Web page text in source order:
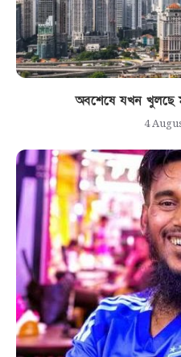
অবশেষে যখন খুলছে
4